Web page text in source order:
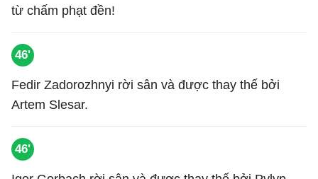
từ chấm phạt đền!
46'
Fedir Zadorozhnyi rời sân và được thay thế bởi
Artem Slesar.
46'